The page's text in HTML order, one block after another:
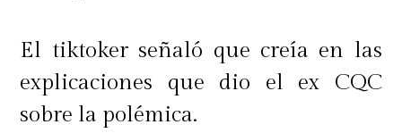
El tiktoker señaló que creía en las
explicaciones que dio el ex CQC
sobre la polémica.